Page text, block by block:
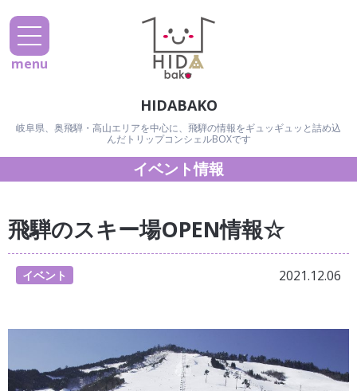
HIDABAKO
岐阜県、奥飛騨・高山エリアを中心に、飛騨の情報をギュッギュッと詰め込
んだトリップコンシェルBOXです
menu
イベント情報
飛騨のスキー場OPEN情報☆
イベント 2021.12.06